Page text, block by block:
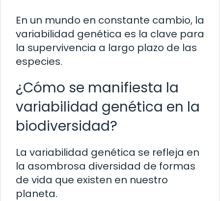
En un mundo en constante cambio, la
variabilidad genética es la clave para
la supervivencia a largo plazo de las
especies.
¿Cómo se manifiesta la
variabilidad genética en la
biodiversidad?
La variabilidad genética se refleja en
la asombrosa diversidad de formas
de vida que existen en nuestro
planeta.